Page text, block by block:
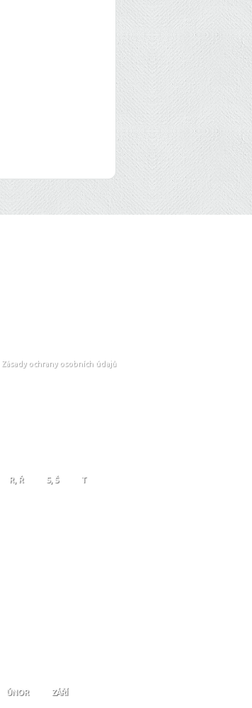
Zásady ochrany osobních údajů
R, Ř S, Š T
ÚNOR ZÁŘÍ